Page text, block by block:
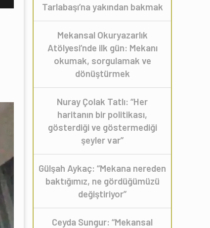
Tarlabaşı’na yakından bakmak
Mekansal Okuryazarlık
Atölyesi’nde ilk gün: Mekanı
okumak, sorgulamak ve
dönüştürmek
Nuray Çolak Tatlı: “Her
haritanın bir politikası,
gösterdiği ve göstermediği
şeyler var”
Gülşah Aykaç: “Mekana nereden
baktığımız, ne gördüğümüzü
değiştiriyor”
Ceyda Sungur: “Mekansal